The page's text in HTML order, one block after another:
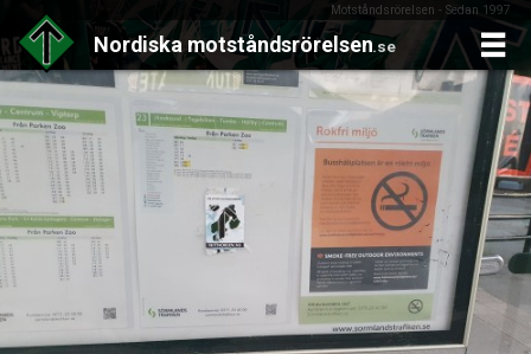
Motståndsrörelsen - Sedan 1997
Nordiska motståndsrörelsen.se
Skip
content